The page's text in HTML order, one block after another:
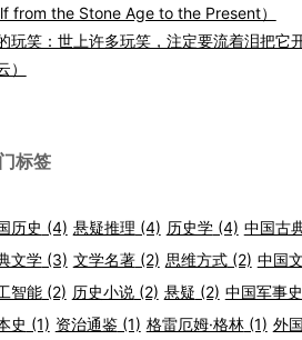
from the Stone Age to the Present）
玩笑：世上许多玩笑，注定要流着泪把它
）
标签
历史 (4) 悬疑推理 (4) 历史学(4) 中国古
文学(3) 文学名著(2) 思维方式(2) 中国
智能(2) 历史小说(2) 悬疑 (2) 中国军事史
史 (1) 资治通鉴(1) 格雷厄姆·格林(1) 外